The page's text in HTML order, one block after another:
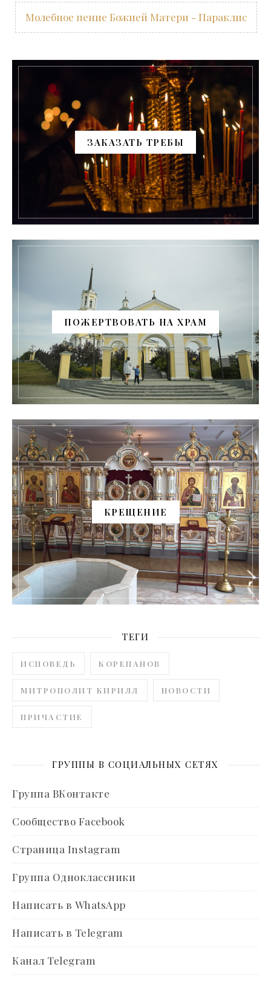
Молебное пение Божией Матери - Параклис
ЗАКАЗАТЬ ТРЕБЫ
ПОЖЕРТВОВАТЬ НА ХРАМ
КРЕЩЕНИЕ
ТЕГИ
ИСПОВЕДЬ КОРЕПАНОВ
МИТРОПОЛИТ КИРИЛЛ НОВОСТИ
ПРИЧАСТИЕ
ГРУППЫ В СОЦИАЛЬНЫХ СЕТЯХ
Группа ВКонтакте
Сообщество Facebook
Страница Instagram
Группа Одноклассники
Написать в WhatsApp
Написать в Telegram
Канал Telegram